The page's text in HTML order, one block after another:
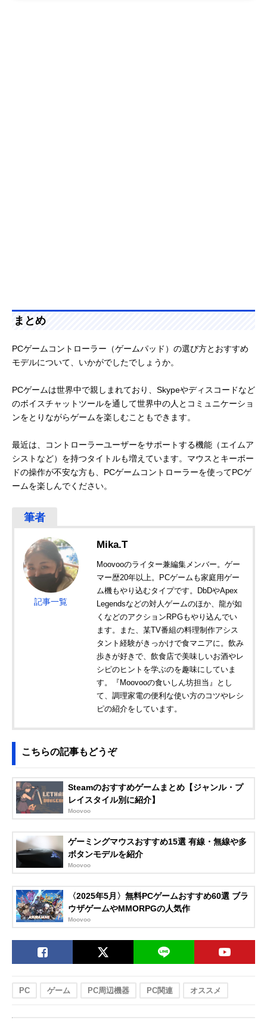
まとめ
PCゲームコントローラー（ゲームパッド）の選び方とおすすめ
モデルについて、いかがでしたでしょうか。
PCゲームは世界中で親しまれており、Skypeやディスコードなど
のボイスチャットツールを通して世界中の人とコミュニケーショ
ンをとりながらゲームを楽しむこともできます。
最近は、コントローラーユーザーをサポートする機能（エイムア
シストなど）を持つタイトルも増えています。マウスとキーボー
ドの操作が不安な方も、PCゲームコントローラーを使ってPCゲ
ームを楽しんでください。
記事一覧
Mika.T
Moovooのライター兼編集メンバー。ゲー
マー歴20年以上。PCゲームも家庭用ゲー
ム機もやり込むタイプです。DbDやApex
Legendsなどの対人ゲームのほか、龍が如
くなどのアクションRPGもやり込んでい
ます。また、某TV番組の料理制作アシス
タント経験がきっかけで食マニアに。飲み
歩きが好きで、飲食店で美味しいお酒やレ
シピのヒントを学ぶのを趣味にしていま
す。『Moovooの食いしん坊担当』とし
て、調理家電の便利な使い方のコツやレシ
ピの紹介をしています。
こちらの記事もどうぞ
Steamのおすすめゲームまとめ【ジャンル・プ
レイスタイル別に紹介】
Moovoo
ゲーミングマウスおすすめ15選 有線・無線や多
ボタンモデルを紹介
Moovoo
〈2025年5月〉無料PCゲームおすすめ60選 ブラ
ウザゲームやMMORPGの人気作
Moovoo
PC ゲーム PC周辺機器 PC関連 オススメ